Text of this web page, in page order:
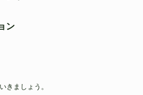
ン
きましょう。